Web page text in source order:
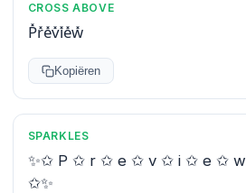
CROSS ABOVE
P̽r̽e̽v̽i̽e̽w̽
Kopiëren
SPARKLES
✨✩ P ✩ r ✩ e ✩ v ✩ i ✩ e ✩ w
✩✨